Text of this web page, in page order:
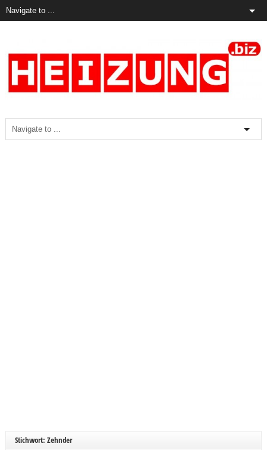
Stichwort: Zehnder